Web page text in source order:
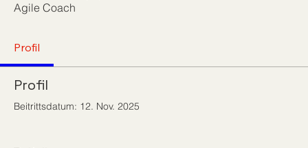
Agile Coach
Profil
Profil
Beitrittsdatum: 12. Nov. 2025